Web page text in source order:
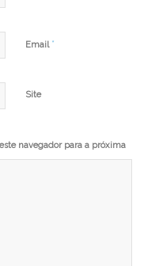
Email *
Site
navegador para a próxima